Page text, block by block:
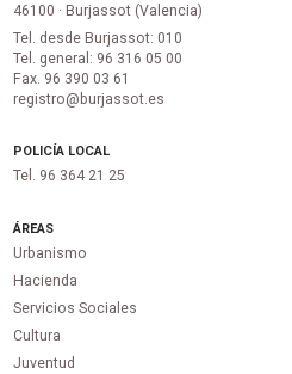
46100 · Burjassot (Valencia)
Tel. desde Burjassot: 010
Tel. general: 96 316 05 00
Fax. 96 390 03 61
registro@burjassot.es
POLICÍA LOCAL
Tel. 96 364 21 25
ÁREAS
Urbanismo
Hacienda
Servicios Sociales
Cultura
Juventud